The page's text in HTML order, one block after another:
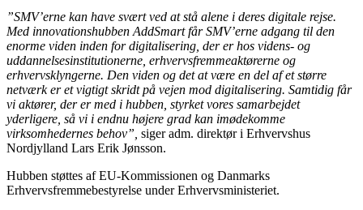
”SMV’erne kan have svært ved at stå alene i deres digitale rejse.
Med innovationshubben AddSmart får SMV’erne adgang til den
enorme viden inden for digitalisering, der er hos videns- og
uddannelsesinstitutionerne, erhvervsfremmeaktørerne og
erhvervsklyngerne. Den viden og det at være en del af et større
netværk er et vigtigt skridt på vejen mod digitalisering. Samtidig får
vi aktører, der er med i hubben, styrket vores samarbejdet
yderligere, så vi i endnu højere grad kan imødekomme
virksomhedernes behov”, siger adm. direktør i Erhvervshus
Nordjylland Lars Erik Jønsson.
Hubben støttes af EU-Kommissionen og Danmarks
Erhvervsfremmebestyrelse under Erhvervsministeriet.